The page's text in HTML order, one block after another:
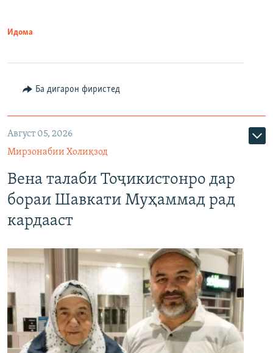
Идома
Ба дигарон фиристед
Август 05, 2026
Мирзонабии Холиқзод
Вена талаби Тоҷикистонро дар
бораи Шавкати Муҳаммад рад
кардааст